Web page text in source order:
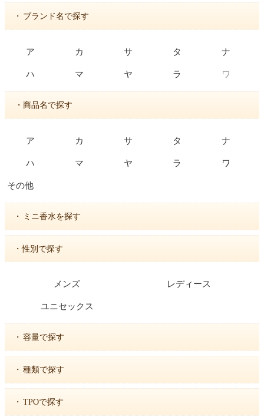
・ ブランド名で探す
ア カ サ タ ナ
ハ マ ヤ ラ ワ
・商品名で探す
ア カ サ タ ナ
ハ マ ヤ ラ ワ
その他
・ ミニ香水を探す
・性別で探す
メンズ レディース
ユニセックス
・ 容量で探す
・ 種類で探す
・ TPOで探す